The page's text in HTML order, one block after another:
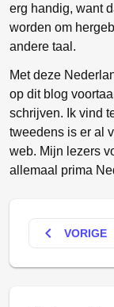
erg handig, want
worden om
andere taal.
Met deze
op dit blog
schrijven. Ik vind
tweedens is er al
web. Mijn lezers
allemaal prima
keyboard_arrow_left VORIGE